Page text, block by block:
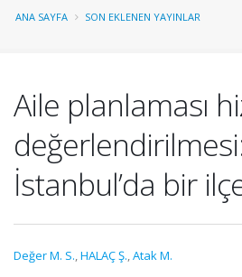
ANA SAYFA SON EKLENEN YAYINLAR
Aile planlaması
İstanbul’da bir
Değer M. S.,HALAÇ Ş.,Atak M.